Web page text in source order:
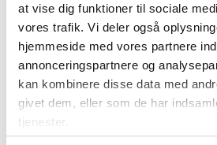
at vise dig funktioner til sociale
vores trafik. Vi deler også
hjemmeside med vores partnere
annonceringspartnere og
kan kombinere disse data med
givet dem, eller som de har
tjenester.
32,77 / stk
stk